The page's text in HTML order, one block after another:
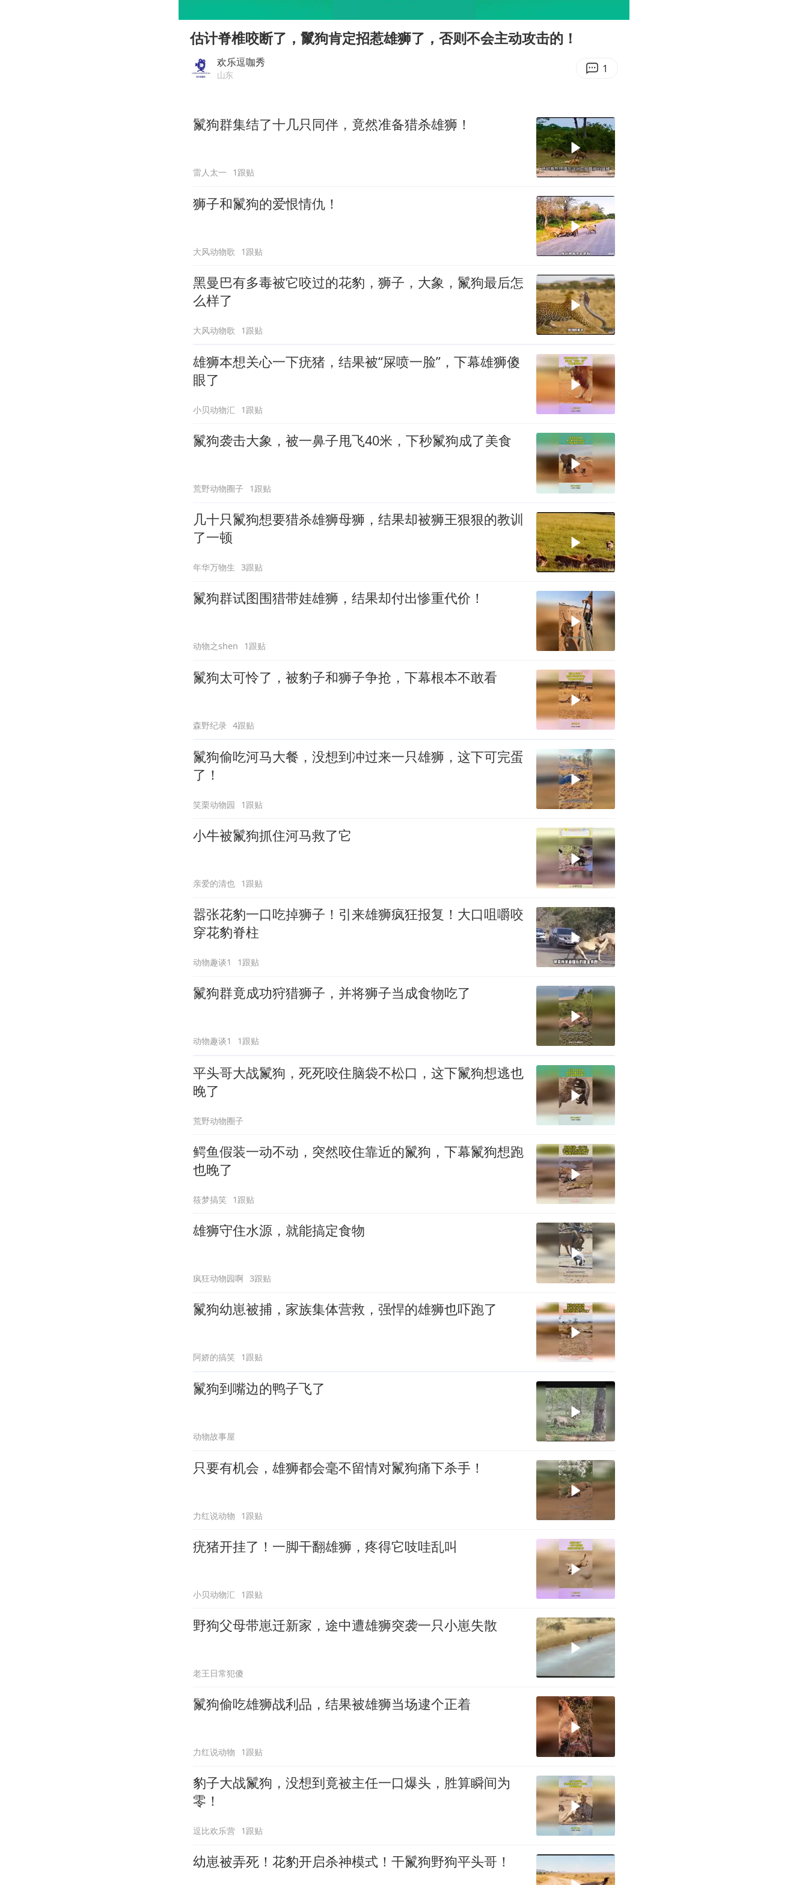
“银行午休1.5小时”留个窗口行不行
你常吃的兰州拉面要改名了
董路致歉：泰国10岁黑人父母是伪造的
估计脊椎咬断了，鬣狗肯定招惹雄狮了，否则不会主动攻击的！
欢乐逗咖秀
山东 1
鬣狗群集结了十几只同伴，竟然准备猎杀雄狮！
雷人太一 1跟贴
狮子和鬣狗的爱恨情仇！
大风动物歌 1跟贴
黑曼巴有多毒被它咬过的花豹，狮子，大象，鬣狗最后怎
么样了
大风动物歌 1跟贴
雄狮本想关心一下疣猪，结果被“屎喷一脸”，下幕雄狮傻
眼了
小贝动物汇 1跟贴
鬣狗袭击大象，被一鼻子甩飞40米，下秒鬣狗成了美食
荒野动物圈子 1跟贴
几十只鬣狗想要猎杀雄狮母狮，结果却被狮王狠狠的教训
了一顿
年华万物生 3跟贴
鬣狗群试图围猎带娃雄狮，结果却付出惨重代价！
动物之shen 1跟贴
鬣狗太可怜了，被豹子和狮子争抢，下幕根本不敢看
森野纪录 4跟贴
鬣狗偷吃河马大餐，没想到冲过来一只雄狮，这下可完蛋
了！
笑栗动物园 1跟贴
小牛被鬣狗抓住河马救了它
亲爱的清也 1跟贴
嚣张花豹一口吃掉狮子！引来雄狮疯狂报复！大口咀嚼咬
穿花豹脊柱
动物趣谈1 1跟贴
鬣狗群竟成功狩猎狮子，并将狮子当成食物吃了
动物趣谈1 1跟贴
平头哥大战鬣狗，死死咬住脑袋不松口，这下鬣狗想逃也
晚了
荒野动物圈子
鳄鱼假装一动不动，突然咬住靠近的鬣狗，下幕鬣狗想跑
也晚了
筱梦搞笑 1跟贴
雄狮守住水源，就能搞定食物
疯狂动物园啊 3跟贴
鬣狗幼崽被捕，家族集体营救，强悍的雄狮也吓跑了
阿娇的搞笑 1跟贴
鬣狗到嘴边的鸭子飞了
动物故事屋
只要有机会，雄狮都会毫不留情对鬣狗痛下杀手！
力红说动物 1跟贴
疣猪开挂了！一脚干翻雄狮，疼得它吱哇乱叫
小贝动物汇 1跟贴
野狗父母带崽迁新家，途中遭雄狮突袭一只小崽失散
老王日常犯傻
鬣狗偷吃雄狮战利品，结果被雄狮当场逮个正着
力红说动物 1跟贴
豹子大战鬣狗，没想到竟被主任一口爆头，胜算瞬间为
零！
逗比欢乐营 1跟贴
幼崽被弄死！花豹开启杀神模式！干鬣狗野狗平头哥！